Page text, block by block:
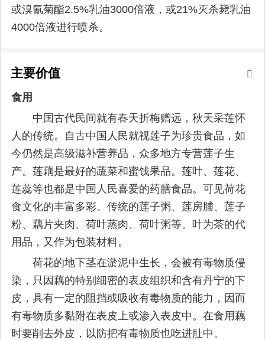
或溴氰菊酯2.5%乳油3000倍液，或21%灭杀毙乳油
4000倍液进行喷杀。
主要价值
食用
中国古代民间就有春天折梅赠远，秋天采莲怀
人的传统。自古中国人民就视莲子为珍贵食品，如
今仍然是高级滋补营养品，众多地方专营莲子生
产。莲藕是最好的蔬菜和蜜饯果品。莲叶、莲花、
莲蕊等也都是中国人民喜爱的药膳食品。可见荷花
食文化的丰富多彩。传统的莲子粥、莲房脯、莲子
粉、藕片夹肉、荷叶蒸肉、荷叶粥等。叶为茶的代
用品，又作为包装材料。
荷花的地下茎在淤泥中生长，会被有毒物质侵
染，只因藕的特别细密的表皮组织和含有丹宁的下
皮，具有一定的阻挡或吸收有毒物质的能力，因而
有毒物质多黏附在表皮上或渗入表皮中。在食用藕
时要削去外皮，以防把有毒物质也吃进肚中。